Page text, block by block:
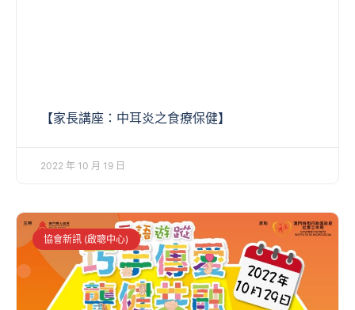
【家長講座：中耳炎之食療保健】
2022 年 10 月 19 日
協會新訊 (啟聰中心)